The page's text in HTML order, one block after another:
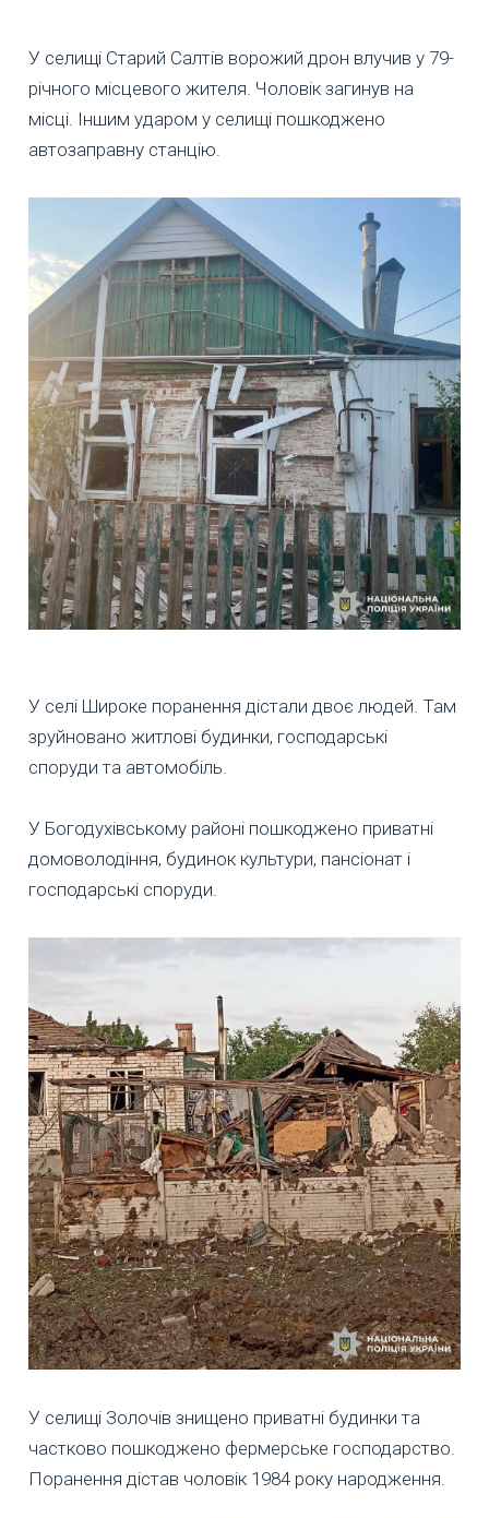
У селищі Старий Салтів ворожий дрон влучив у 79-
річного місцевого жителя. Чоловік загинув на
місці. Іншим ударом у селищі пошкоджено
автозаправну станцію.
У селі Широке поранення дістали двоє людей. Там
зруйновано житлові будинки, господарські
споруди та автомобіль.
У Богодухівському районі пошкоджено приватні
домоволодіння, будинок культури, пансіонат і
господарські споруди.
У селищі Золочів знищено приватні будинки та
частково пошкоджено фермерське господарство.
Поранення дістав чоловік 1984 року народження.